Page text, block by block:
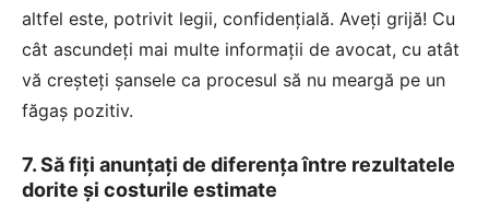
altfel este, potrivit legii, confidențială. Aveți grijă! Cu
cât ascundeți mai multe informații de avocat, cu atât
vă creșteți șansele ca procesul să nu meargă pe un
făgaș pozitiv.
7. Să fiți anunțați de diferența între rezultatele
dorite și costurile estimate